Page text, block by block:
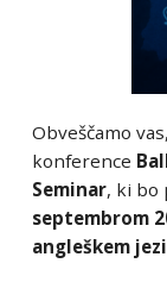
Obveščamo
konference
Seminar, ki bo
septembrom
angleškem